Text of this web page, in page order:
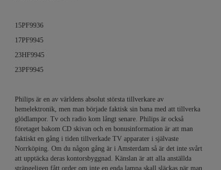
15PF9936
17PF9945
23HF9945
23PF9945
Philips är en av världens absolut största tillverkare av
hemelektronik, men man började faktisk sin bana med att tillverka
glödlampor. Tv och radio kom långt senare. Philips är också
företaget bakom CD skivan och en bonusinformation är att man
faktiskt en gång i tiden tillverkade TV apparater i självaste
Norrköping. Om du någon gång är i Amsterdam så är det inte svårt
att upptäcka deras kontorsbyggnad. Känslan är att alla anställda
strängeligen fått order om inte en enda lampa skall släckas när man